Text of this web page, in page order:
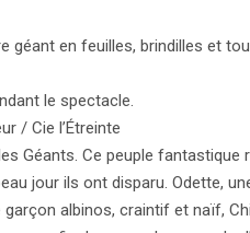
géant en feuilles, brindilles et
le spectacle.
/ Cie l’Étreinte
Géants. Ce peuple
jour ils ont disparu. Odette,
albinos, craintif et naïf,